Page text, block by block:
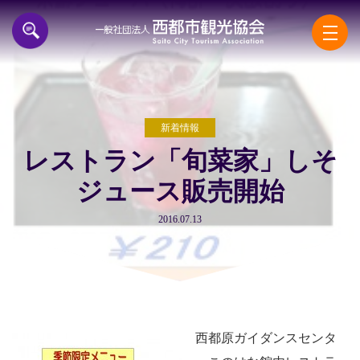
一般
新着情報
レストラン「旬菜家」しそ
ジュース販売開始
2016.07.13
西都原ガイダンスセンタ